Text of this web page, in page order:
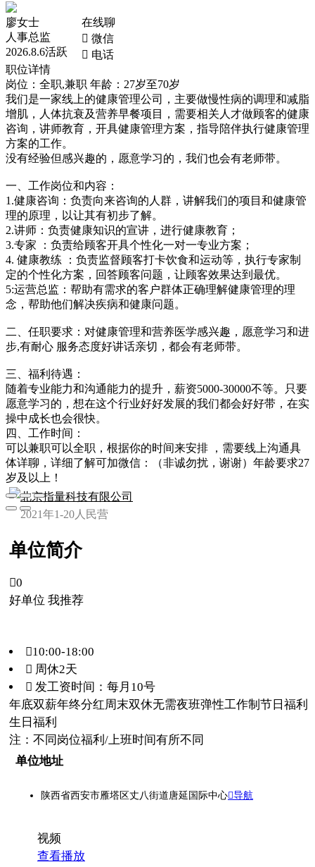
廖女士
人事总监
2026.8.6活跃
在线聊
 微信
 电话
职位详情
岗位：全职,兼职 年龄：27岁至70岁
我们是一家线上的健康管理公司，主要做慢性病的调理和减脂
增肌，人体抗衰及营养早餐项目，需要相关人才做顾客的健康
咨询，讲师教育，开具健康管理方案，指导陪伴执行健康管理
方案的工作。
没有经验但感兴趣的，愿意学习的，我们也会有老师带。
一、工作岗位和内容：
1.健康咨询：负责向来咨询的人群，讲解我们的项目和健康管
理的原理，以让其有初步了解。
2.讲师：负责健康知识的宣讲，进行健康教育；
3.专家 ：负责给顾客开具个性化一对一专业方案；
4. 健康教练 ：负责监督顾客打卡饮食和运动等，执行专家制
定的个性化方案，回答顾客问题，让顾客效果达到最优。
5:运营总监：帮助有需求的客户群体正确理解健康管理的理
念，帮助他们解决疾病和健康问题。
二、任职要求：对健康管理和营养医学感兴趣，愿意学习和进
步,有耐心 服务态度好讲话亲切，都会有老师带。
三、福利待遇：
随着专业能力和沟通能力的提升，薪资5000-30000不等。只要
愿意学习的，想在这个行业好好发展的我们都会好好带，在实
操中成长也会很快。
四、工作时间：
可以兼职可以全职，根据你的时间来安排 ，需要线上沟通具
体详聊，详细了解可加微信：（非诚勿扰，谢谢）年龄要求27
岁及以上！
北京指量科技有限公司
2021年1-20人 民营
单位简介
0
好单位 我推荐
10:00-18:00
 周休2天
 发工资时间：每月10号
年底双薪年终分红周末双休无需夜班弹性工作制 节日福利
生日福利
注：不同岗位福利/上班时间有所不同
单位地址
陕西省西安市雁塔区丈八街道唐延国际中心导航
视频
查看播放